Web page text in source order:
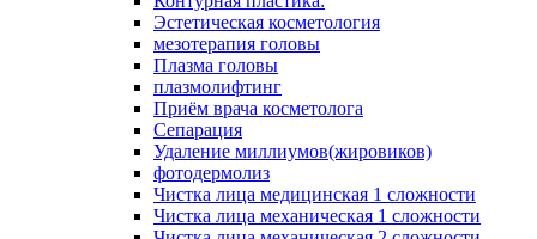
Эстетическая косметология
мезотерапия головы
Плазма головы
плазмолифтинг
Приём врача косметолога
Сепарация
Удаление миллиумов(жировиков)
фотодермолиз
Чистка лица медицинская 1 сложности
Чистка лица механическая 1 сложности